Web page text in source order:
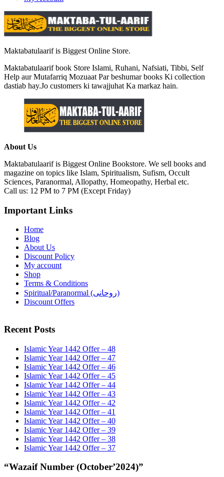
Maktabatulaarif is Biggest Online Store.
Maktabatulaarif book Store Islami, Ruhani, Nafsiati, Tibbi, Self
Help aur Mutafarriq Mozuaat Par beshumar books Ki collection
dastiab hay.Jo customers ki tawajjuhat Ka markaz hain.
About Us
Maktabatulaarif is Biggest Online Bookstore. We sell books and
magazine on topics like Islam, Spiritualism, Sufism, Occult
Sciences, Paranormal, Allopathy, Homeopathy, Herbal etc.
Call us: 12 PM to 7 PM (Except Friday)
Important Links
Home
Blog
About Us
Discount Policy
My account
Shop
Terms & Conditions
Spiritual/Paranormal (روحانی)
Discount Offers
Recent Posts
Islamic Year 1442 Offer – 48
Islamic Year 1442 Offer – 47
Islamic Year 1442 Offer – 46
Islamic Year 1442 Offer – 45
Islamic Year 1442 Offer – 44
Islamic Year 1442 Offer – 43
Islamic Year 1442 Offer – 42
Islamic Year 1442 Offer – 41
Islamic Year 1442 Offer – 40
Islamic Year 1442 Offer – 39
Islamic Year 1442 Offer – 38
Islamic Year 1442 Offer – 37
“Wazaif Number (October’2024)”